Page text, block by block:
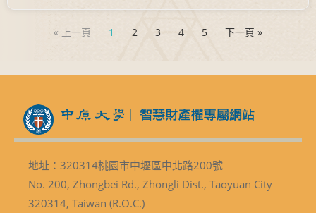
« 上一頁 1 2 3 4 5 下一頁 »
地址：320314桃園市中壢區中北路200號
No. 200, Zhongbei Rd., Zhongli Dist., Taoyuan City
320314, Taiwan (R.O.C.)